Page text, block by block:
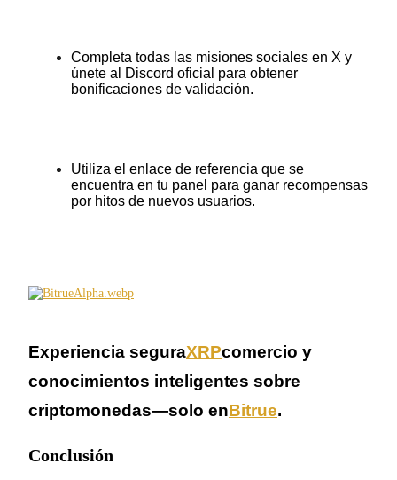
Inversiones exclusivas para titulares de BTR
Préstamos
Completa todas las misiones sociales en X y
únete al Discord oficial para obtener
bonificaciones de validación.
Utiliza el enlace de referencia que se
encuentra en tu panel para ganar recompensas
por hitos de nuevos usuarios.
Experiencia seguraXRPcomercio y
conocimientos inteligentes sobre
criptomonedas—solo enBitrue.
Conclusión